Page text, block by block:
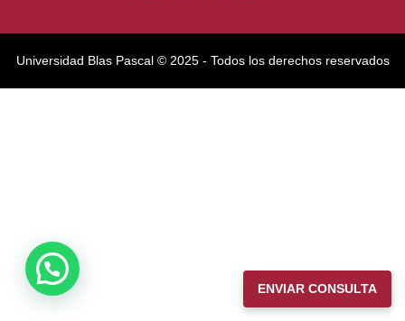
Universidad Blas Pascal ©️ 2025 - Todos los derechos reservados
ENVIAR CONSULTA